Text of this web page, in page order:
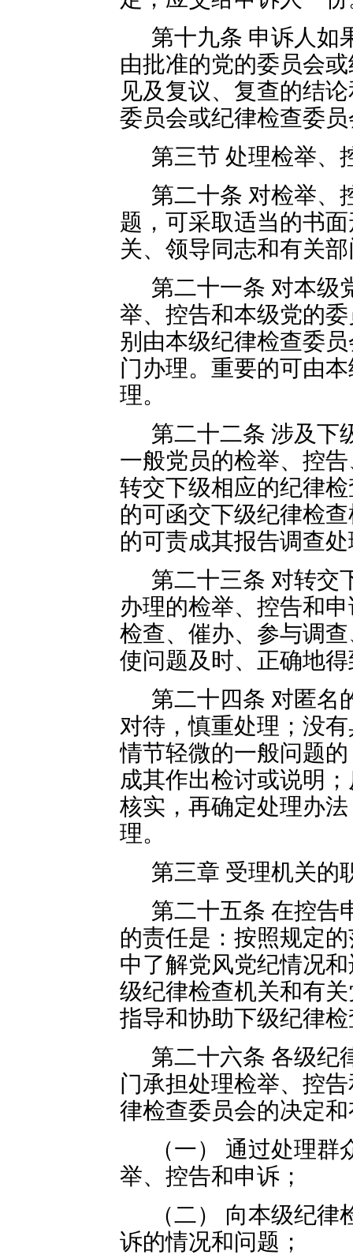
第十九条 申诉人如
由批准的党的委员会
见及复议、复查的结
委员会或纪律检查委
第三节 处理检举、
第二十条 对检举、
题，可采取适当的书
关、领导同志和有关
第二十一条 对本级
举、控告和本级党的
别由本级纪律检查委
门办理。重要的可由
理。
第二十二条 涉及下
一般党员的检举、控
转交下级相应的纪律
的可函交下级纪律检
的可责成其报告调查
第二十三条 对转交
办理的检举、控告和
检查、催办、参与调
使问题及时、正确地
第二十四条 对匿名
对待，慎重处理；没
情节轻微的一般问题
成其作出检讨或说明
核实，再确定处理办
理。
第三章 受理机关的
第二十五条 在控告
的责任是：按照规定
中了解党风党纪情况
级纪律检查机关和有
指导和协助下级纪律
第二十六条 各级纪
门承担处理检举、控
律检查委员会的决定
（一） 通过处理
举、控告和申诉；
（二） 向本级纪
诉的情况和问题；